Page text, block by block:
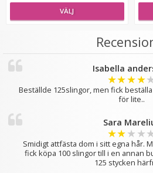
#16 Ljusbrun - Original äkta
★★★★
189 kr
VÄLJ
Isabella
★★★★
Beställde 125slingor, men fick
för lite..
Sara
★★★ ★
Smidigt attfästa dom i sitt egna hår.
fick köpa 100 slingor till i en annan
125 stycken